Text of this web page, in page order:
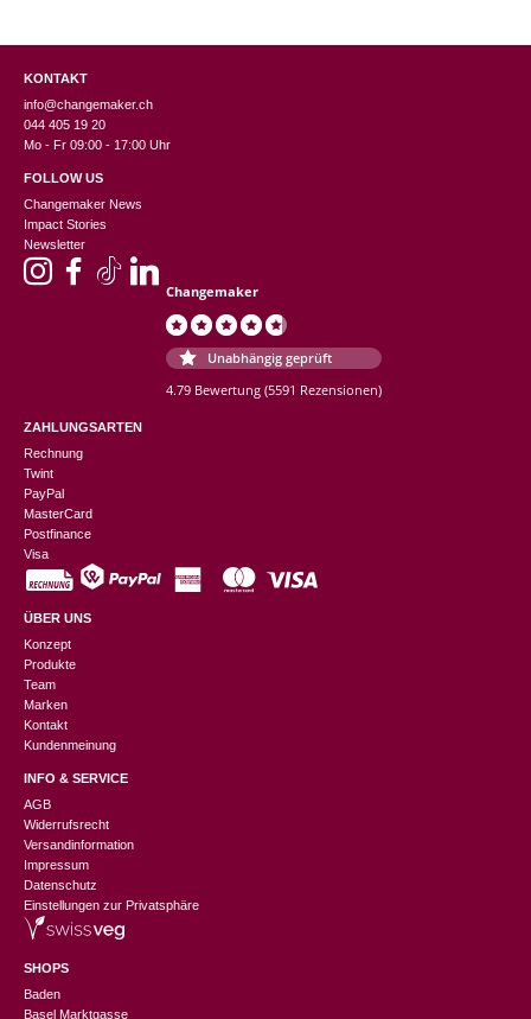
KONTAKT
info@changemaker.ch
044 405 19 20
Mo - Fr 09:00 - 17:00 Uhr
FOLLOW US
Changemaker News
Impact Stories
Newsletter
Changemaker
Unabhängig geprüft
4.79 Bewertung (5591 Rezensionen)
ZAHLUNGSARTEN
Rechnung
Twint
PayPal
MasterCard
Postfinance
Visa
ÜBER UNS
Konzept
Produkte
Team
Marken
Kontakt
Kundenmeinung
INFO & SERVICE
AGB
Widerrufsrecht
Versandinformation
Impressum
Datenschutz
Einstellungen zur Privatsphäre
SHOPS
Baden
Basel Marktgasse